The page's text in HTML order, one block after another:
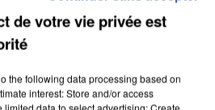
DE LA DZ MAFIA
de votre vie privée est
the following data processing based on
interest: Store and/or access
data to select advertising; Create